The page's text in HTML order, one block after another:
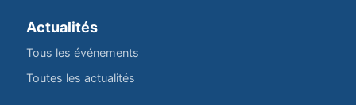
Actualités
Tous les événements
Toutes les actualités